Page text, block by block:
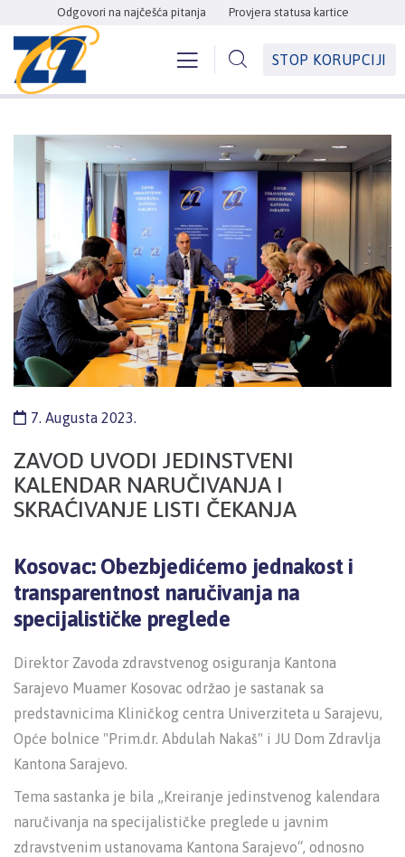
Odgovori na najčešća pitanja Provjera statusa kartice
STOP KORUPCIJI
7. Augusta 2023.
ZAVOD UVODI JEDINSTVENI
KALENDAR NARUČIVANJA I
SKRAĆIVANJE LISTI ČEKANJA
Kosovac: Obezbjedićemo jednakost i
transparentnost naručivanja na
specijalističke preglede
Direktor Zavoda zdravstvenog osiguranja Kantona
Sarajevo Muamer Kosovac održao je sastanak sa
predstavnicima Kliničkog centra Univerziteta u Sarajevu,
Opće bolnice "Prim.dr. Abdulah Nakaš" i JU Dom Zdravlja
Kantona Sarajevo.
Tema sastanka je bila „Kreiranje jedinstvenog kalendara
naručivanja na specijalističke preglede u javnim
zdravstvenim ustanovama Kantona Sarajevo“, odnosno